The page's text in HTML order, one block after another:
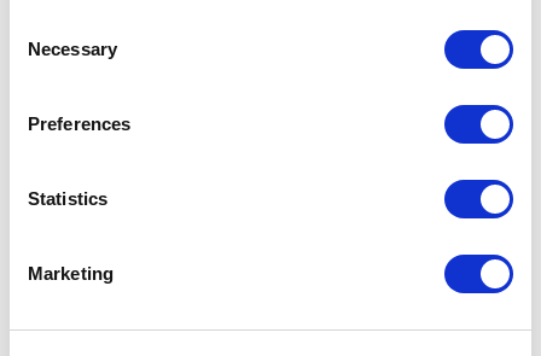
the Privacy trigger icon.
Collect information about your geographical
meters
Identify your device by actively scanning it for
Find out more about how your personal data is processed
Selection
Necessary
Preferences
Statistics
Marketing
Breadcrumb
매출
주문 전표
주문 전표 기능 사용하기